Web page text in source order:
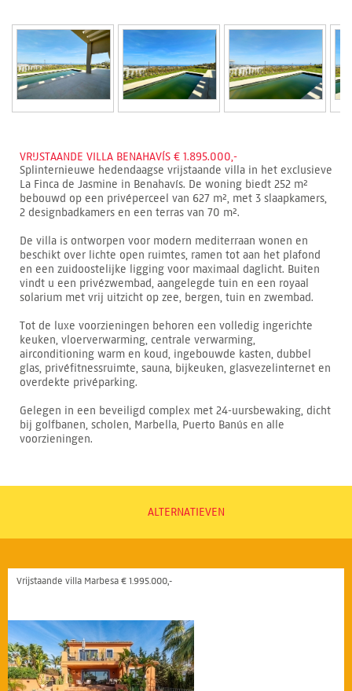
VRIJSTAANDE VILLA BENAHAVÍS € 1.895.000,-
Splinternieuwe hedendaagse vrijstaande villa in het exclusieve
La Finca de Jasmine in Benahavís. De woning biedt 252 m²
bebouwd op een privéperceel van 627 m², met 3 slaapkamers,
2 designbadkamers en een terras van 70 m².
De villa is ontworpen voor modern mediterraan wonen en
beschikt over lichte open ruimtes, ramen tot aan het plafond
en een zuidoostelijke ligging voor maximaal daglicht. Buiten
vindt u een privézwembad, aangelegde tuin en een royaal
solarium met vrij uitzicht op zee, bergen, tuin en zwembad.
Tot de luxe voorzieningen behoren een volledig ingerichte
keuken, vloerverwarming, centrale verwarming,
airconditioning warm en koud, ingebouwde kasten, dubbel
glas, privéfitnessruimte, sauna, bijkeuken, glasvezelinternet en
overdekte privéparking.
Gelegen in een beveiligd complex met 24-uursbewaking, dicht
bij golfbanen, scholen, Marbella, Puerto Banús en alle
voorzieningen.
ALTERNATIEVEN
Vrijstaande villa Marbesa € 1.995.000,-